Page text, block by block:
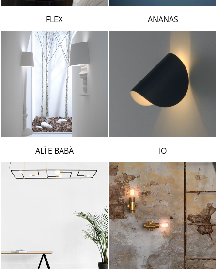
ANANAS
FLEX
IO
ALÌ E BABÀ